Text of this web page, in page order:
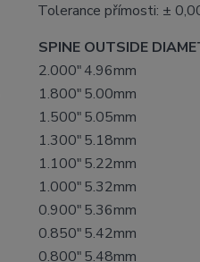
Tolerance přímosti: ±
SPINE OUTSIDE
2.000"4.96mm
1.800"5.00mm
1.500"5.05mm
1.300"5.18mm
1.100"5.22mm
1.000"5.32mm
0.900"5.36mm
0.850"5.42mm
0.800"5.48mm